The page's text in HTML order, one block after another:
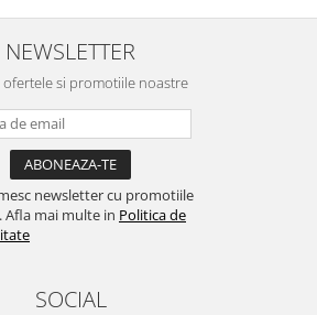
NEWSLETTER
ofertele si promotiile noastre
newsletter cu promotiile
Afla mai multe in Politica de
SOCIAL